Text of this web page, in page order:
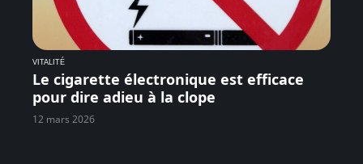
VITALITÉ
Le cigarette électronique est efficace
pour dire adieu à la clope
12 mars 2026